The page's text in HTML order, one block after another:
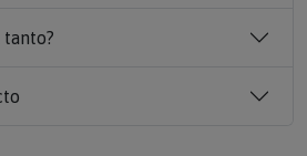
tanto?